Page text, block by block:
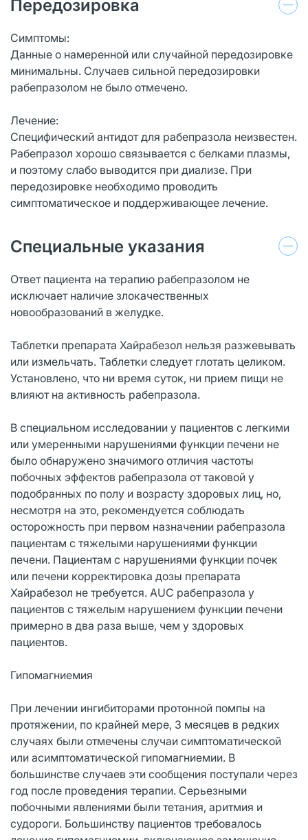
Передозировка
Симптомы:
Данные о намеренной или случайной передозировке
минимальны. Случаев сильной передозировки
рабепразолом не было отмечено.
Лечение:
Специфический антидот для рабепразола неизвестен.
Рабепразол хорошо связывается с белками плазмы,
и поэтому слабо выводится при диализе. При
передозировке необходимо проводить
симптоматическое и поддерживающее лечение.
Специальные указания
Ответ пациента на терапию рабепразолом не
исключает наличие злокачественных
новообразований в желудке.
Таблетки препарата Хайрабезол нельзя разжевывать
или измельчать. Таблетки следует глотать целиком.
Установлено, что ни время суток, ни прием пищи не
влияют на активность рабепразола.
В специальном исследовании у пациентов с легкими
или умеренными нарушениями функции печени не
было обнаружено значимого отличия частоты
побочных эффектов рабепразола от таковой у
подобранных по полу и возрасту здоровых лиц, но,
несмотря на это, рекомендуется соблюдать
осторожность при первом назначении рабепразола
пациентам с тяжелыми нарушениями функции
печени. Пациентам с нарушениями функции почек
или печени корректировка дозы препарата
Хайрабезол не требуется. AUC рабепразола у
пациентов с тяжелым нарушением функции печени
примерно в два раза выше, чем у здоровых
пациентов.
Гипомагниемия
При лечении ингибиторами протонной помпы на
протяжении, по крайней мере, 3 месяцев в редких
случаях были отмечены случаи симптоматической
или асимптоматической гипомагниемии. В
большинстве случаев эти сообщения поступали через
год после проведения терапии. Серьезными
побочными явлениями были тетания, аритмия и
судороги. Большинству пациентов требовалось